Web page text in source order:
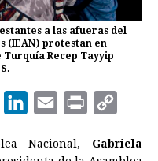
a las afueras del
(IEAN) protestan en
Recep Tayyip
n
a
p
Nacional, Gabriela